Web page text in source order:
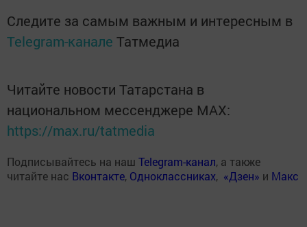
Следите за самым важным и интересным в
Telegram-канале Татмедиа
Читайте новости Татарстана в
национальном мессенджере MАХ:
https://max.ru/tatmedia
Подписывайтесь на наш Telegram-канал, а также
читайте нас Вконтакте, Одноклассниках, «Дзен» и Макс